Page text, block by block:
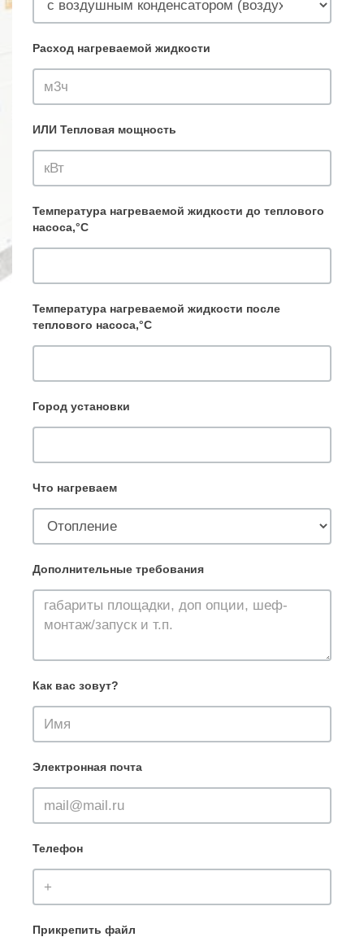
Расход нагреваемой жидкости
ИЛИ Тепловая мощность
Температура нагреваемой жидкости до теплового
насоса,°C
Температура нагреваемой жидкости после
теплового насоса,°C
Город установки
Что нагреваем
Дополнительные требования
Как вас зовут?
Электронная почта
Телефон
Прикрепить файл